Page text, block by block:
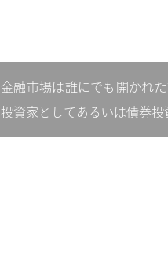
金融市場は誰にでも開かれ
投資家としてあるいは債券